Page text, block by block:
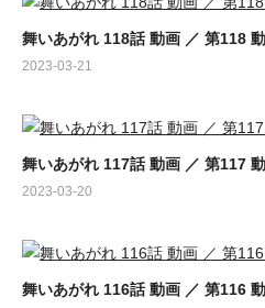
舞いあがれ 118話 動画 ／ 第118
2023-03-21
舞いあがれ 117話 動画 ／ 第117
2023-03-20
舞いあがれ 116話 動画 ／ 第116